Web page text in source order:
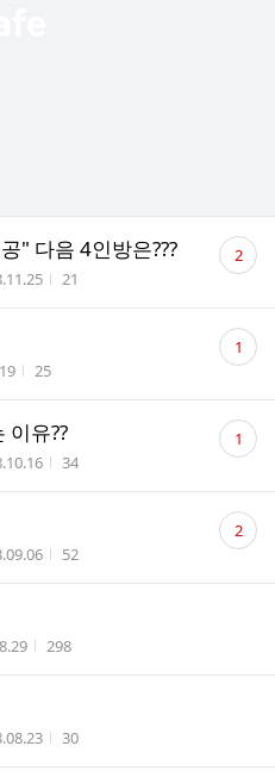
" 다음 4인방은???
시간 조회수
21
댓
글 2
조회수
25
댓
글 1
이유??
시간 조회수
34
댓
글 1
시간 조회수
52
댓
글 2
간 조회수
298
시간 조회수
30